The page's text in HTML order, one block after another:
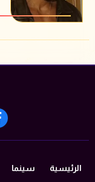
الرئيسية سينما